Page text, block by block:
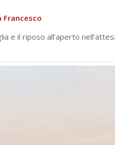
Francesco
e il riposo all’aperto